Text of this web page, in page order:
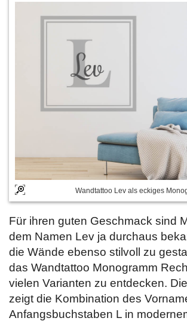
Wandtattoo Lev als eckiges
Für ihren guten Geschmack sind
dem Namen Lev ja durchaus
die Wände ebenso stilvoll zu
das Wandtattoo Monogramm
vielen Varianten zu entdecken.
zeigt die Kombination des
Anfangsbuchstaben L in